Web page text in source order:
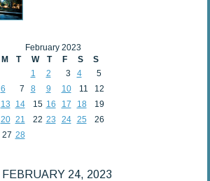
February 2023
M
T W T F S
S
1
2 3 4
5
6
7 8 9 10 11
12
13
14 15 16 17 18
19
20 21 22 23 24 25
26
27 28
FEBRUARY 24, 2023